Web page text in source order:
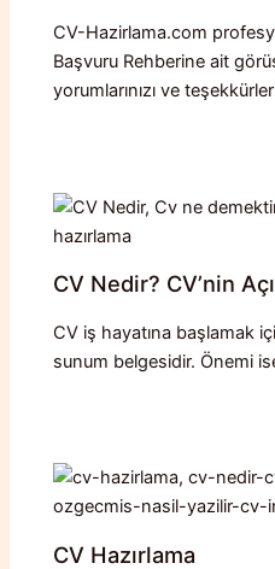
CV-Hazirlama.com
Başvuru Rehberine ait
yorumlarınızı ve
CV Nedir? CV’nin
CV iş hayatına başlamak
sunum belgesidir. Önemi
CV Hazırlama